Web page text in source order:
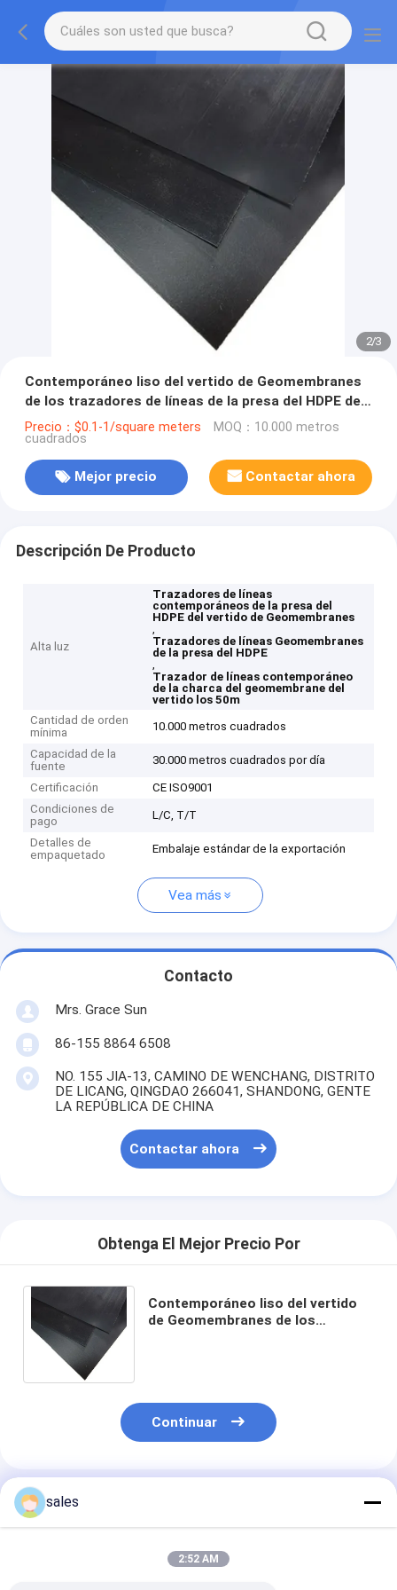
2/3
Contemporáneo liso del vertido de Geomembranes
de los trazadores de líneas de la presa del HDPE de
los 50m
Precio：$0.1-1/square meters MOQ：10.000 metros
cuadrados
Mejor precio Contactar ahora
Descripción De Producto
Alta luz
Trazadores de líneas
contemporáneos de la presa del
HDPE del vertido de Geomembranes
,
Trazadores de líneas Geomembranes
de la presa del HDPE
,
Trazador de líneas contemporáneo
de la charca del geomembrane del
vertido los 50m
Cantidad de orden
mínima
10.000 metros cuadrados
Capacidad de la
fuente
30.000 metros cuadrados por día
Certificación
CE ISO9001
Condiciones de
pago
L/C, T/T
Detalles de
empaquetado
Embalaje estándar de la exportación
Vea más
Contacto
Mrs. Grace Sun
86-155 8864 6508
NO. 155 JIA-13, CAMINO DE WENCHANG, DISTRITO
DE LICANG, QINGDAO 266041, SHANDONG, GENTE
LA REPÚBLICA DE CHINA
Contactar ahora
Obtenga El Mejor Precio Por
Contemporáneo liso del vertido
de Geomembranes de los
Continuar
Productos Recomendados
sales
2:52 AM